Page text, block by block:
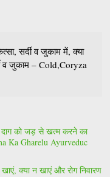
सर्दी व जुकाम में, क्या
व जुकाम – Cold,Coryza
दाग को जड़ से खत्म करने का
Ka Gharelu Ayurveduc
खाएं, क्या न खाएं और रोग निवारण